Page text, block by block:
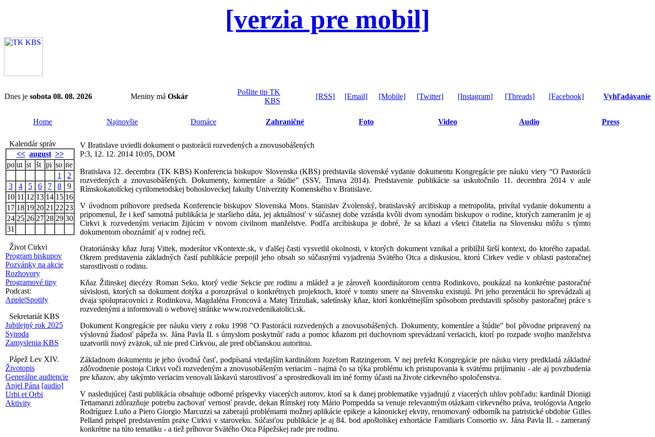
[verzia pre mobil]
Dnes je sobota 08. 08. 2026 Meniny má Oskár
Pošlite tip TK
KBS
[RSS] [Email] [Mobile] [Twitter] [Instagram] [Threads] [Facebook] Vyhľadávanie
Home Najnovšie Domáce Zahraničné Foto Video Audio Press
Kalendár správ
<< august >>
po ut st št pi so ne
1
2
3
4 5 6 7 8
9
10 11 12 13 14 15 16
17 18 19 20 21 22 23
24 25 26 27 28 29 30
31
Život Cirkvi
Program biskupov
Pozvánky na akcie
Rozhovory
Programové tipy
Podcast:
Apple|Spotify
Sekretariát KBS
Jubilejný rok 2025
Synoda
Zamyslenia KBS
Pápež Lev XIV.
Životopis
Generálne audiencie
Anjel Pána [audio]
Urbi et Orbi
Aktivity
V Bratislave uviedli dokument o pastorácii rozvedených a znovusobášených
P:3, 12. 12. 2014 10:05, DOM
Bratislava 12. decembra (TK KBS) Konferencia biskupov Slovenska (KBS) predstavila slovenské vydanie dokumentu Kongregácie pre náuku viery “O Pastorácii
rozvedených a znovusobášených. Dokumenty, komentáre a štúdie” (SSV, Trnava 2014). Predstavenie publikácie sa uskutočnilo 11. decembra 2014 v aule
Rímskokatolíckej cyrilometodskej bohosloveckej fakulty Univerzity Komenského v Bratislave.
V úvodnom príhovore predseda Konferencie biskupov Slovenska Mons. Stanislav Zvolenský, bratislavský arcibiskup a metropolita, privítal vydanie dokumentu a
pripomenul, že i keď samotná publikácia je staršieho dáta, jej aktuálnosť v súčasnej dobe vzrástla kvôli dvom synodám biskupov o rodine, ktorých zameraním je aj
Cirkvi k rozvedeným veriacim žijúcim v novom civilnom manželstve. Podľa arcibiskupa je dobré, že sa kňazi a všetci čitatelia na Slovensku môžu s týmto
dokumentom oboznámiť aj v rodnej reči.
Oratoriánsky kňaz Juraj Vittek, moderátor vKontexte.sk, v ďalšej časti vysvetlil okolnosti, v ktorých dokument vznikal a priblížil širší kontext, do ktorého zapadal.
Okrem predstavenia základných častí publikácie prepojil jeho obsah so súčasnými vyjadrenia Svätého Otca a diskusiou, ktorú Cirkev vedie v oblasti pastoračnej
starostlivosti o rodinu.
Kňaz Žilinskej diecézy Roman Seko, ktorý vedie Sekcie pre rodinu a mládež a je zároveň koordinátorom centra Rodinkovo, poukázal na konkrétne pastoračné
súvislosti, ktorých sa dokument dotýka a porozprával o konkrétnych projektoch, ktoré v tomto smere na Slovensku existujú. Pri jeho prezentácii ho sprevádzali aj
dvaja spolupracovníci z Rodinkova, Magdaléna Froncová a Matej Trizuliak, saletínsky kňaz, ktorí konkrétnejším spôsobom predstavili spôsoby pastoračnej práce s
rozvedenými a informovali o webovej stránke www.rozvedenikatolici.sk.
Dokument Kongregácie pre náuku viery z roku 1998 "O Pastorácii rozvedených a znovusobášených. Dokumenty, komentáre a štúdie" bol pôvodne pripravený na
výslovnú žiadosť pápeža sv. Jána Pavla II. s úmyslom poskytnúť radu a pomoc kňazom pri duchovnom sprevádzaní veriacich, ktorí po rozpade svojho manželstva
uzatvorili nový zväzok, už nie pred Cirkvou, ale pred občianskou autoritou.
Základnom dokumentu je jeho úvodná časť, podpísaná vtedajším kardinálom Jozefom Ratzingerom. V nej prefekt Kongregácie pre náuku viery predkladá základné
zdôvodnenie postoja Cirkvi voči rozvedeným a znovusobášeným veriacim - najmä čo sa týka problému ich pristupovania k svätému prijímaniu - ale aj povzbudenia
pre kňazov, aby takýmto veriacim venovali láskavú starostlivosť a sprostredkovali im iné formy účasti na živote cirkevného spoločenstva.
V nasledujúcej časti publikácia obsahuje odborné príspevky viacerých autorov, ktorí sa k danej problematike vyjadrujú z viacerých uhlov pohľadu: kardinál Dionigi
Tettamanzi zdôrazňuje potrebu zachovať vernosť pravde, dekan Rímskej roty Mário Pompedda sa venuje relevantným otázkam cirkevného práva, teológovia Angelo
Rodríguez Luño a Piero Giorgio Marcuzzi sa zaberajú problémami možnej aplikácie epikeje a kánonickej ekvity, renomovaný odborník na patristické obdobie Gilles
Pelland prispel predstavením praxe Cirkvi v staroveku. Súčasťou publikácie je aj 84. bod apoštolskej exhortácie Familiaris Consortio sv. Jána Pavla II. - zameraný
konkrétne na túto tematiku - a tiež príhovor Svätého Otca Pápežskej rade pre rodinu.